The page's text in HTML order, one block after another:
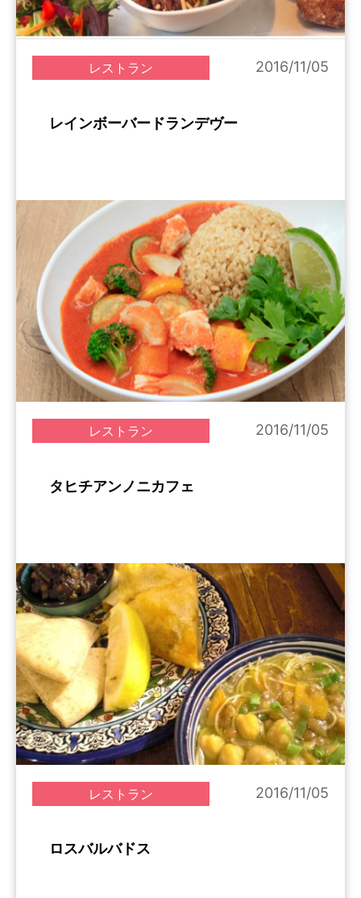
レストラン 2016/11/05
レインボーバードランデヴー
レストラン 2016/11/05
タヒチアンノニカフェ
レストラン 2016/11/05
ロスバルバドス